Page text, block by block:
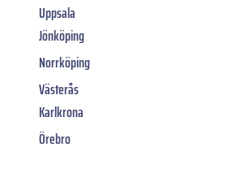
Uppsala
Jönköping
Norrköping
Västerås
Karlkrona
Örebro